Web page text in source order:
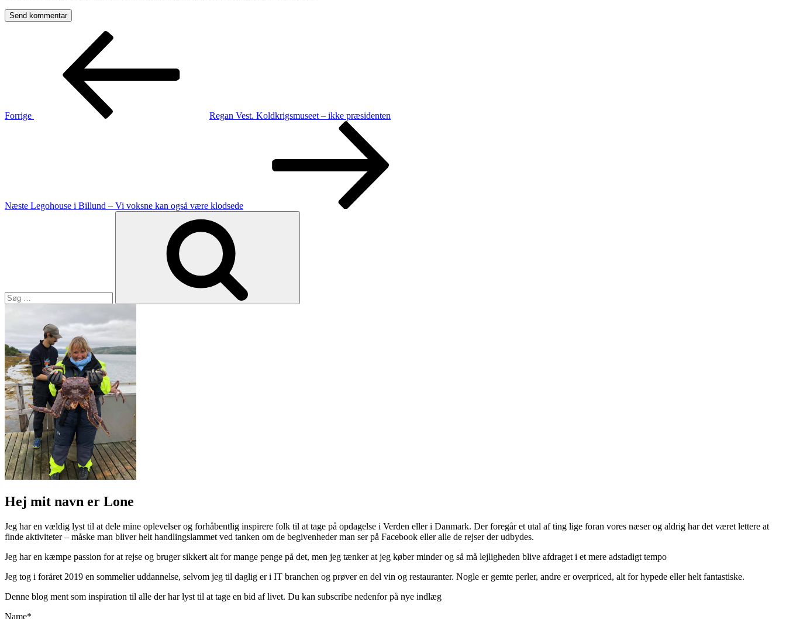
Indlægsnavigation
Forrige
Regan Vest. Koldkrigsmuseet – ikke præsidenten
Næste Legohouse i Billund – Vi voksne kan også være klodsede
Hej mit navn er Lone
Jeg har en vældig lyst til at dele mine oplevelser og forhåbentlig inspirere folk til at tage på opdagelse i Verden eller i Danmark. Der foregår et utal af ting lige foran vores næser og aldrig har det været lettere at
finde aktiviteter – måske man bliver helt handlingslammet ved tanken om de begivenheder man ser på Facebook eller alle de rejser der udbydes.
Jeg har en kæmpe passion for at rejse og bruger sikkert alt for mange penge på det, men jeg tænker at jeg køber minder og så må lejligheden blive afdraget i et mere adstadigt tempo
Jeg tog i foråret 2019 en sommelier uddannelse, selvom jeg til daglig er i IT branchen og prøver en del vin og restauranter. Nogle er gemte perler, andre er overpriced, alt for hypede eller helt fantastiske.
Denne blog ment som inspiration til alle der har lyst til at tage en bid af livet. Du kan subscribe nedenfor på nye indlæg
Name*